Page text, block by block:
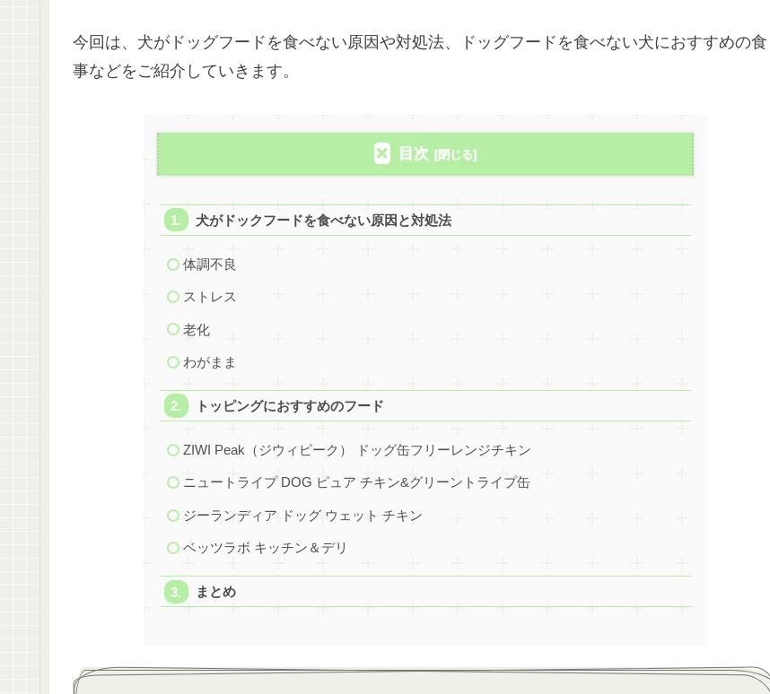
今回は、犬がドッグフードを食べない原因や対処法、ドッグフードを食べない犬におすすめの食
事などをご紹介していきます。
目次
犬がドックフードを食べない原因と対処法
体調不良
ストレス
老化
わがまま
トッピングにおすすめのフード
ZIWI Peak（ジウィピーク） ドッグ缶フリーレンジチキン
ニュートライプ DOG ピュア チキン&グリーントライプ缶
ジーランディア ドッグ ウェット チキン
ベッツラボ キッチン＆デリ
まとめ